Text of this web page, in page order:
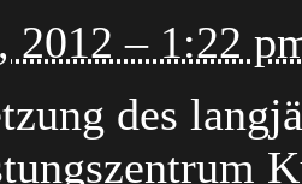
2012 – 1:22
des